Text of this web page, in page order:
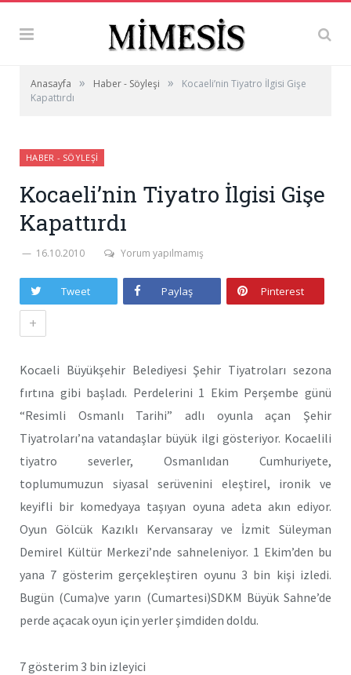
Anasayfa » Haber - Söyleşi »
Kocaeli’nin Tiyatro İlgisi Gişe
Kapattırdı
HABER - SÖYLEŞI
Kocaeli’nin Tiyatro İlgisi Gişe
Kapattırdı
16.10.2010 Yorum yapılmamış
Tweet Paylaş Pinterest
+
Kocaeli Büyükşehir Belediyesi Şehir Tiyatroları sezona
fırtına gibi başladı. Perdelerini 1 Ekim Perşembe günü
“Resimli Osmanlı Tarihi” adlı oyunla açan Şehir
Tiyatroları’na vatandaşlar büyük ilgi gösteriyor. Kocaelili
tiyatro severler, Osmanlıdan Cumhuriyete,
toplumumuzun siyasal serüvenini eleştirel, ironik ve
keyifli bir komedyaya taşıyan oyuna adeta akın ediyor.
Oyun Gölcük Kazıklı Kervansaray ve İzmit Süleyman
Demirel Kültür Merkezi’nde sahneleniyor. 1 Ekim’den bu
yana 7 gösterim gerçekleştiren oyunu 3 bin kişi izledi.
Bugün (Cuma)ve yarın (Cumartesi)SDKM Büyük Sahne’de
perde açacak oyun için yerler şimdiden doldu.
7 gösterim 3 bin izleyici